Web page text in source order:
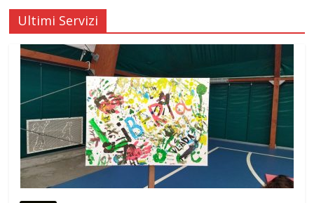
Ultimi Servizi